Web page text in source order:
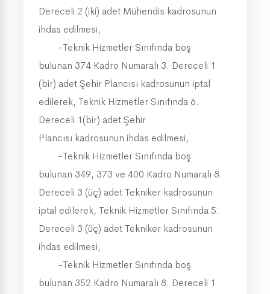
Dereceli 2 (iki) adet Mühendis kadrosunun
ihdas edilmesi,
-Teknik Hizmetler Sınıfında boş
bulunan 374 Kadro Numaralı 3. Dereceli 1
(bir) adet Şehir Plancısı kadrosunun iptal
edilerek, Teknik Hizmetler Sınıfında 6.
Dereceli 1(bir) adet Şehir
Plancısı kadrosunun ihdas edilmesi,
-Teknik Hizmetler Sınıfında boş
bulunan 349, 373 ve 400 Kadro Numaralı 8.
Dereceli 3 (üç) adet Tekniker kadrosunun
iptal edilerek, Teknik Hizmetler Sınıfında 5.
Dereceli 3 (üç) adet Tekniker kadrosunun
ihdas edilmesi,
-Teknik Hizmetler Sınıfında boş
bulunan 352 Kadro Numaralı 8. Dereceli 1